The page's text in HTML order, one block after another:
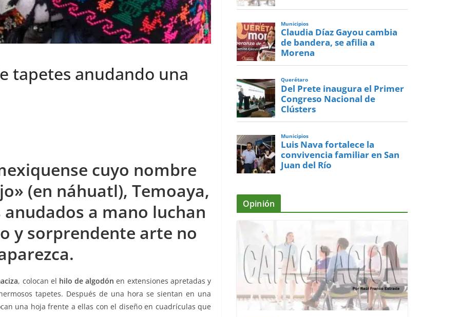
tapetes anudando una
cuyo nombre
(en náhuatl), Temoaya,
a mano luchan
y sorprendente arte no
, colocan el hilo de algodón en extensiones apretadas y
tapetes. Después de una hora se sientan en una
una hoja frente a ellas con el diseño en cuadrículas que
Municipios
Claudia Díaz Gayou cambia
de bandera, se afilia a
Morena
Querétaro
Del Prete inaugura el Primer
Congreso Nacional de
Clústers
Municipios
Luis Nava fortalece la
convivencia familiar en San
Juan del Río
Opinión